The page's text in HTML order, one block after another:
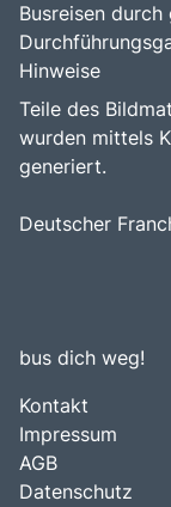
Busreisen
Hinweise
Teile des
wurden mittels
generiert.
Deutscher
bus dich weg!
Kontakt
Impressum
AGB
Datenschutz